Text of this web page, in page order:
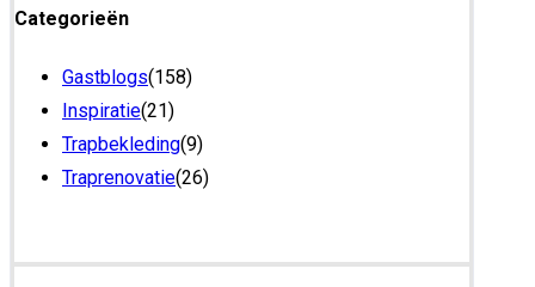
Categorieën
Gastblogs(158)
Inspiratie(21)
Trapbekleding(9)
Traprenovatie(26)